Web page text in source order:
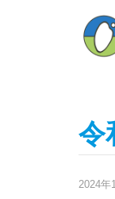
to
令
2024年